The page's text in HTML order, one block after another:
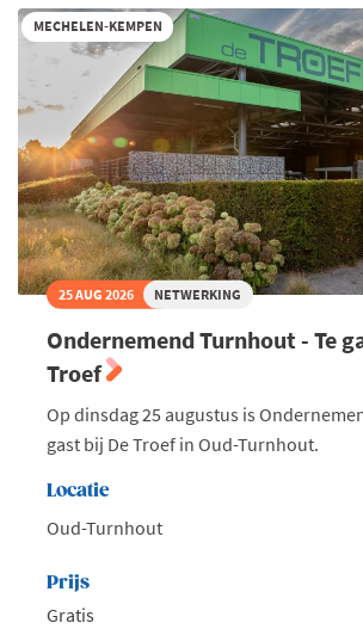
on
water
MECHELEN-KEMPEN
25 AUG 2026 NETWERKING
Ondernemend Turnhout - Te
Troef
Op dinsdag 25 augustus is
gast bij De Troef in Oud-Turnhout.
Locatie
Oud-Turnhout
Prijs
Gratis